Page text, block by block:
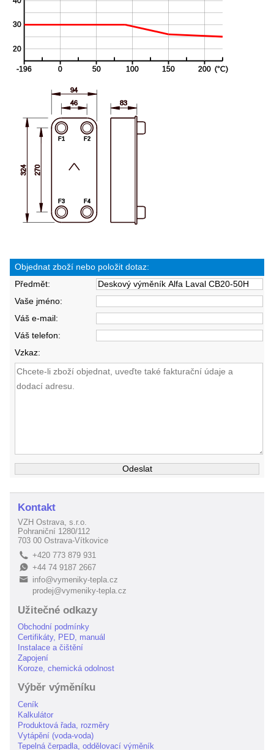
Objednat zboží nebo položit dotaz:
Předmět:
Vaše jméno:
Váš e-mail:
Váš telefon:
Vzkaz:
Kontakt
VZH Ostrava, s.r.o.
Pohraniční 1280/112
703 00 Ostrava-Vítkovice
L +420 773 879 931
E+44 74 9187 2667
B
info@vymeniky-tepla.cz
prodej@vymeniky-tepla.cz
Užitečné odkazy
Obchodní podmínky
Certifikáty, PED, manuál
Instalace a čištění
Zapojení
Koroze, chemická odolnost
Výběr výměníku
Ceník
Kalkulátor
Produktová řada, rozměry
Vytápění (voda-voda)
Tepelná čerpadla, oddělovací výměník